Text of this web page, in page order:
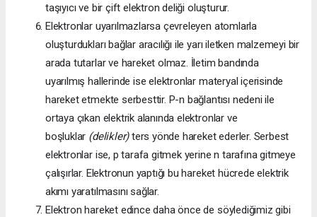
taşıyıcı ve bir çift elektron deliği oluşturur.
Elektronlar uyarılmazlarsa çevreleyen atomlarla
oluşturdukları bağlar aracılığı ile yarı iletken malzemeyi bir
arada tutarlar ve hareket olmaz. İletim bandında
uyarılmış hallerinde ise elektronlar materyal içerisinde
hareket etmekte serbesttir. P-n bağlantısı nedeni ile
ortaya çıkan elektrik alanında elektronlar ve
boşluklar (delikler)ters yönde hareket ederler. Serbest
elektronlar ise, p tarafa gitmek yerine n tarafına gitmeye
çalışırlar. Elektronun yaptığı bu hareket hücrede elektrik
akımı yaratılmasını sağlar.
Elektron hareket edince daha önce de söylediğimiz gibi